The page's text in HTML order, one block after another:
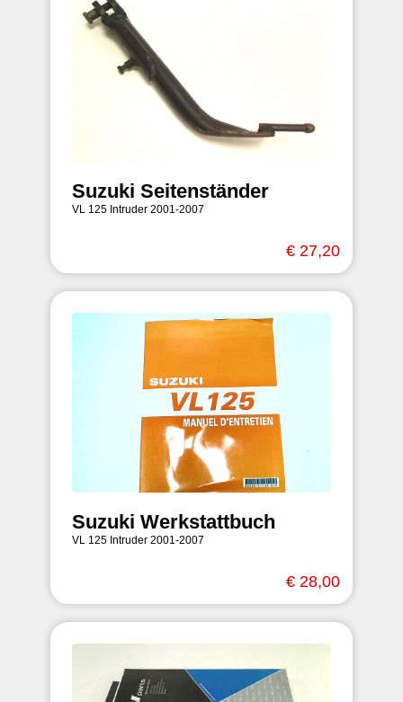
Suzuki Seitenständer
VL 125 Intruder 2001-2007
€ 27,20
Suzuki Werkstattbuch
VL 125 Intruder 2001-2007
€ 28,00